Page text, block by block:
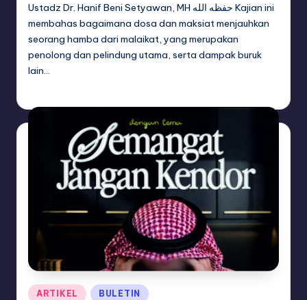
Ustadz Dr. Hanif Beni Setyawan, MH حفظه الله Kajian ini
membahas bagaimana dosa dan maksiat menjauhkan
seorang hamba dari malaikat, yang merupakan
penolong dan pelindung utama, serta dampak buruk
lain…
Posted
ARTIKEL BULETIN